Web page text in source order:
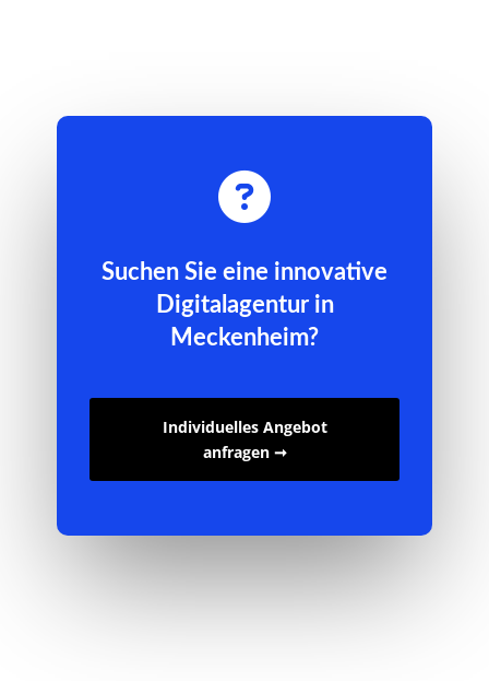

Suchen Sie eine innovative
Digitalagentur in
Meckenheim?
Individuelles Angebot
anfragen ➞